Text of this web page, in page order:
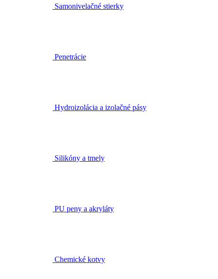
Samonivelačné stierky
Penetrácie
Hydroizolácia a izolačné pásy
Silikóny a tmely
PU peny a akryláty
Chemické kotvy